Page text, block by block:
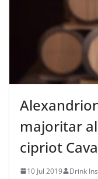
majoritar
cipriot
10 Jul 2019 Drink